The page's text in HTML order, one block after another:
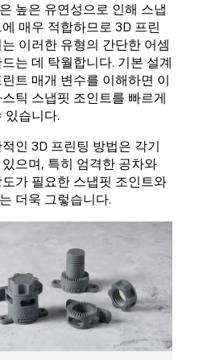
높은 유연성으로 인해 스냅
매우 적합하므로 3D 프린
이러한 유형의 간단한 어셈
는 데 탁월합니다. 기본 설계
트 매개 변수를 이해하면 이
틱 스냅핏 조인트를 빠르게
있습니다.
인 3D 프린팅 방법은 각기
으며, 특히 엄격한 공차와
가 필요한 스냅핏 조인트와
더욱 그렇습니다.